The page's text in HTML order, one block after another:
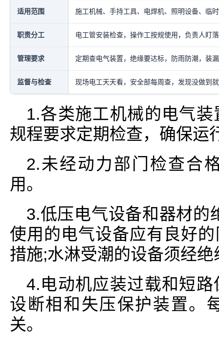
适用范围 施工机械、手持工具、电焊机、照明设备、临
职责分工 电工管安装检查，操作工按规使用，负责人盯
管理要求 定期查电气装置，绝缘要达标，防雨防潮，装
监督与检查 现场电工天天看，安全部每周查，发现没做到
1.各类施工机械的电气
规程要求定期检查，确保运
2.未经动力部门检查合
用。
3.低压电气设备和器材
使用的电气设备应有良好
措施;水淋受潮的设备须经
4.电动机应装过载和短
设断相和失压保护装置。
关。